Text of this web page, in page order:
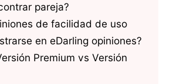
pareja?
de facilidad de uso
en eDarling opiniones?
Premium vs Versión